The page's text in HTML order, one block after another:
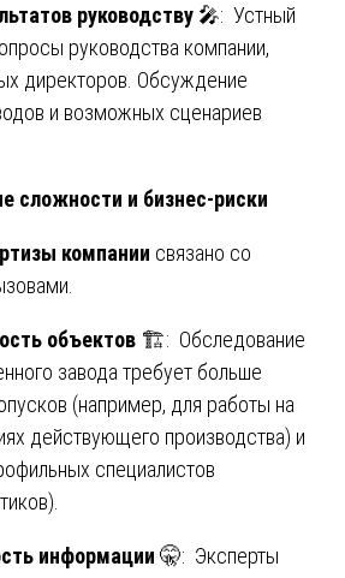
руководству 🎤: Устный
руководства компании,
директоров. Обсуждение
и возможных сценариев
сложности и бизнес-риски
компании связано со
объектов 🏗️: Обследование
завода требует больше
(например, для работы на
действующего производства) и
специалистов
информации 🤫: Эксперты